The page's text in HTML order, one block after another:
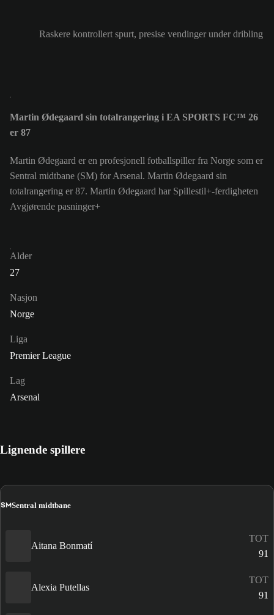
Raskere kontrollert spurt, presise vendinger under dribling
Martin Ødegaard sin totalrangering i EA SPORTS FC™ 26
er 87
Martin Ødegaard er en profesjonell fotballspiller fra Norge som er
Sentral midtbane (SM) for Arsenal. Martin Ødegaard sin
totalrangering er 87. Martin Ødegaard har Spillestil+-ferdigheten
Avgjørende pasninger+
Alder
27
Nasjon
Norge
Liga
Premier League
Lag
Arsenal
Lignende spillere
SMSentral midtbane
Aitana Bonmatí
TOT
91
Alexia Putellas
TOT
91